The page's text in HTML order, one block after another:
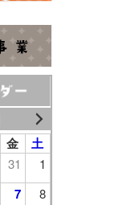
金 土
31
1
7
8